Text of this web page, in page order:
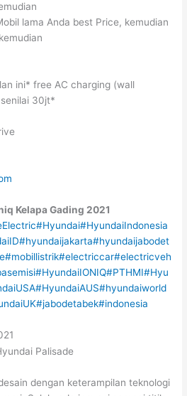
lama Anda best Price, kemudian
ini* free AC charging (wall
30jt*
Kelapa Gading 2021
#Hyundai#HyundaiIndonesia
#hyundaijakarta#hyundaijabodet
#mobillistrik#electriccar#electricveh
#HyundaiIONIQ#PTHMI#Hyu
#HyundaiAUS#hyundaiworld
#jabodetabek#indonesia
dengan keterampilan teknologi